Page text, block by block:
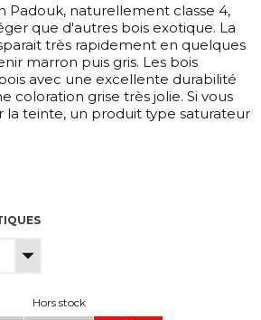
Padouk, naturellement classe 4,
que d'autres bois exotique. La
très rapidement en quelques
marron puis gris. Les bois
avec une excellente durabilité
coloration grise très jolie. Si vous
la teinte, un produit type saturateur
Hors stock